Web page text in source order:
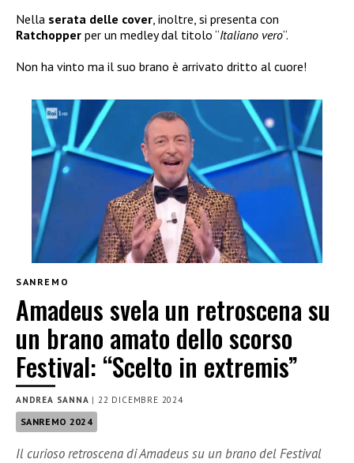
Nella serata delle cover, inoltre, si presenta con
Ratchopper per un medley dal titolo “Italiano vero“.
Non ha vinto ma il suo brano è arrivato dritto al cuore!
SANREMO
Amadeus svela un retroscena su
un brano amato dello scorso
Festival: “Scelto in extremis”
ANDREA SANNA | 22 DICEMBRE 2024
SANREMO 2024
Il curioso retroscena di Amadeus su un brano del Festival